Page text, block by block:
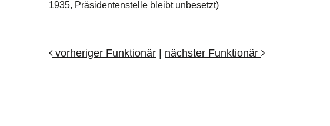
1935, Präsidentenstelle bleibt unbesetzt)
vorheriger Funktionär nächster Funktionär